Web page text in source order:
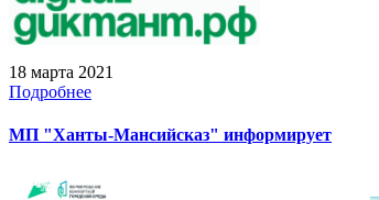
18 марта 2021
Подробнее
МП "Ханты-Мансийсказ" информирует